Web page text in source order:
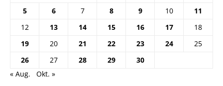
5
6 7 8 9 10
11
12
13 14 15 16 17
18
19
20 21 22 23 24
25
26
27 28 29
30
« Aug.
Okt. »